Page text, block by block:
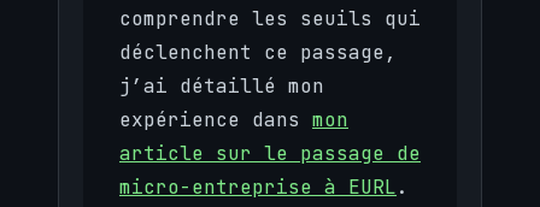
comprendre les seuils qui
déclenchent ce passage,
j’ai détaillé mon
expérience dans mon
article sur le passage de
micro-entreprise à EURL.